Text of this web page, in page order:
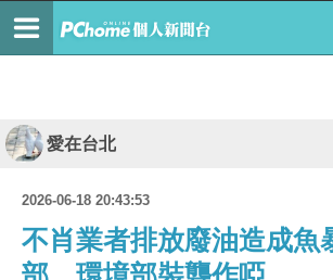
愛在台北
2026-06-18 20:43:53
不肖業者排放廢油造成魚